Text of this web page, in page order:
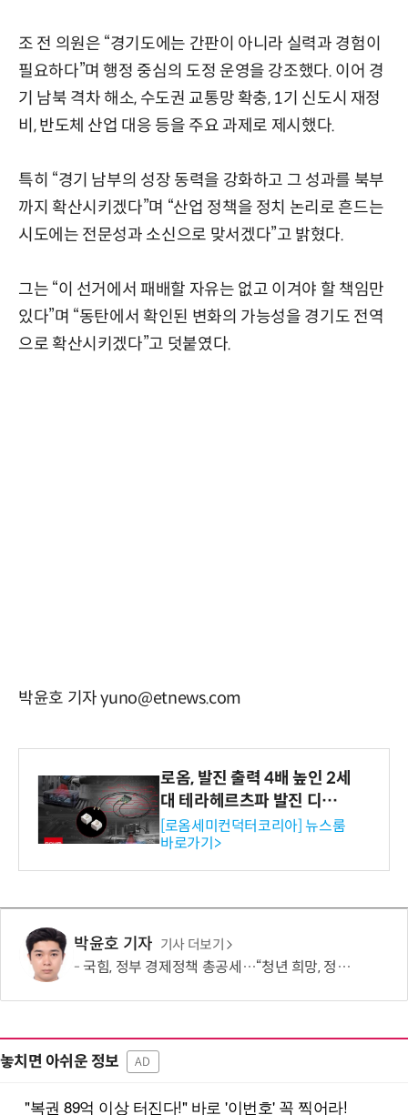
조 전 의원은 “경기도에는 간판이 아니라 실력과 경험이
필요하다”며 행정 중심의 도정 운영을 강조했다. 이어 경
기 남북 격차 해소, 수도권 교통망 확충, 1기 신도시 재정
비, 반도체 산업 대응 등을 주요 과제로 제시했다.
특히 “경기 남부의 성장 동력을 강화하고 그 성과를 북부
까지 확산시키겠다”며 “산업 정책을 정치 논리로 흔드는
시도에는 전문성과 소신으로 맞서겠다”고 밝혔다.
그는 “이 선거에서 패배할 자유는 없고 이겨야 할 책임만
있다”며 “동탄에서 확인된 변화의 가능성을 경기도 전역
으로 확산시키겠다”고 덧붙였다.
박윤호 기자 yuno@etnews.com
로옴, 발진 출력 4배 높인 2세
대 테라헤르츠파 발진 디바이
스 개발
[로옴세미컨덕터코리아] 뉴스룸
바로가기>
박윤호 기자 기사 더보기
국힘, 정부 경제정책 총공세…“청년 희망, 정권교체 외 해답 없어”
놓치면 아쉬운 정보 AD